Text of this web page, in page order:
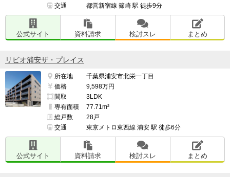
交通
都営新宿線 篠崎 駅 徒歩9分
公式サイト 資料請求 検討スレ まとめ
リビオ浦安ザ・プレイス
所在地
千葉県浦安市北栄一丁目
価格
9,598万円
間取
3LDK
専有面積
77.71m²
総戸数
28戸
交通
東京メトロ東西線 浦安 駅 徒歩6分
公式サイト 資料請求 検討スレ まとめ